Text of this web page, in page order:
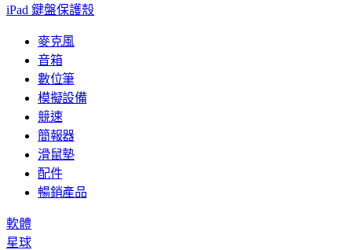
iPad 鍵盤保護殼
麥克風
音箱
數位筆
模擬設備
競速
簡報器
滑鼠墊
配件
暢銷產品
軟體
星球